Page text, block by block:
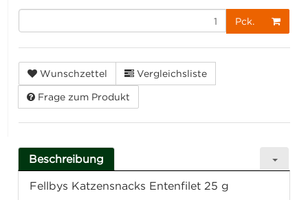
Pck.
Wunschzettel Vergleichsliste
Frage zum Produkt
Beschreibung
Fellbys Katzensnacks Entenfilet 25 g